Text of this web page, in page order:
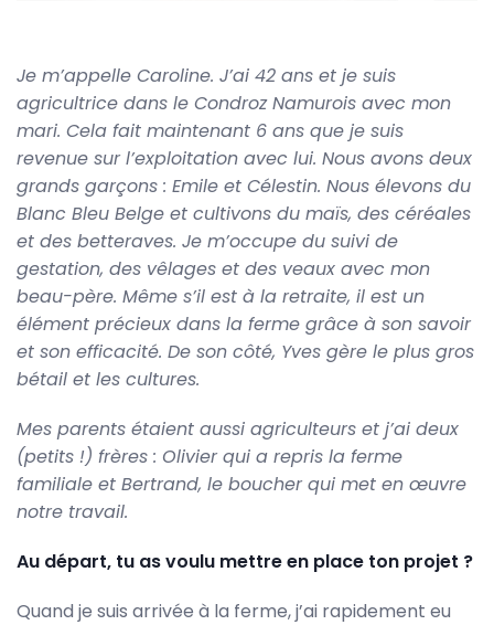
Je m’appelle Caroline. J’ai 42 ans et je suis
agricultrice dans le Condroz Namurois avec mon
mari. Cela fait maintenant 6 ans que je suis
revenue sur l’exploitation avec lui. Nous avons deux
grands garçons : Emile et Célestin. Nous élevons du
Blanc Bleu Belge et cultivons du maïs, des céréales
et des betteraves. Je m’occupe du suivi de
gestation, des vêlages et des veaux avec mon
beau-père. Même s’il est à la retraite, il est un
élément précieux dans la ferme grâce à son savoir
et son efficacité. De son côté, Yves gère le plus gros
bétail et les cultures.
Mes parents étaient aussi agriculteurs et j’ai deux
(petits !) frères : Olivier qui a repris la ferme
familiale et Bertrand, le boucher qui met en œuvre
notre travail.
Au départ, tu as voulu mettre en place ton projet ?
Quand je suis arrivée à la ferme, j’ai rapidement eu